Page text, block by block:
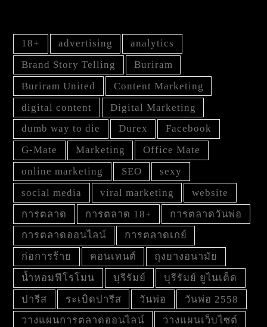
18+ advertising
analytics
Brand Story Telling
Buriram
Buriram United
Content Marketing
digital content
Digital Marketing
dumb way to die
Durex
Facebook
G-Mate
Marketing
Office Mate
online marketing
SEO
sexy
social media
viral marketing
website
การตลาด
การตลาด 18+
การตลาดวันพ่อ
การตลาดออนไลน์
การตลาดเกย์
ก่อการร้าย
คอนเทนต์
ถุงยางอนามัย
น้ำหอมฟีโรโมน
บุรีรัมย์
บุรีรัมย์ ยูไนเต็ด
ปารีส
ระเบิดปารีส วันพ่อ
วันพ่อ 2558
วางแผนการตลาดออนไลน์
วางแผนเว็บไซต์